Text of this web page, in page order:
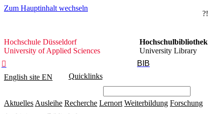
Zum Hauptinhalt wechseln
?!
Hochschule
Düsseldorf
Hochschule Düsseldorf
University of Applied Sciences
Hochschulbibliothek
University Library

BIB
English site EN Quicklinks
Aktuelles Ausleihe Recherche Lernort Weiterbildung Forschung